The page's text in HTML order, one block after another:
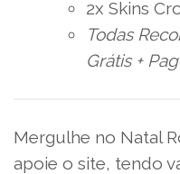
2x Skins
Todas
Grátis +
Mergulhe no Natal
apoie o site, tendo